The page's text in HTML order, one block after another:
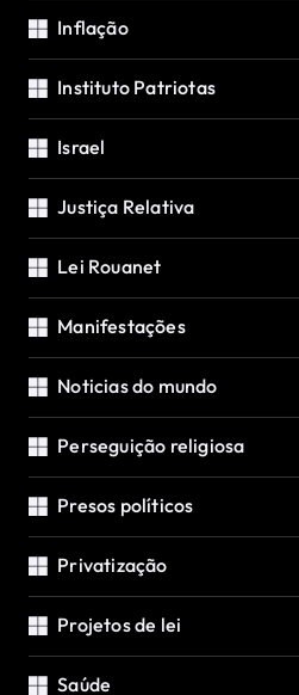
Inflação
Instituto Patriotas
Israel
Justiça Relativa
Lei Rouanet
Manifestações
Noticias do mundo
Perseguição religiosa
Presos políticos
Privatização
Projetos de lei
Saúde